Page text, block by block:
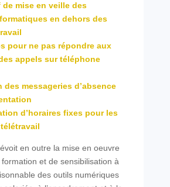
mise en veille des
en dehors des
pour ne pas répondre aux
appels sur téléphone
des messageries d’absence
d’horaires fixes pour les
en outre la mise en oeuvre
formation et de sensibilisation à
des outils numériques